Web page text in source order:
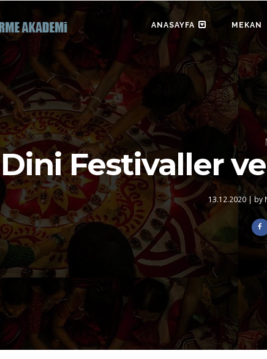
ANASAYFA MEKAN
Dini Festivaller
13.12.2020 | by